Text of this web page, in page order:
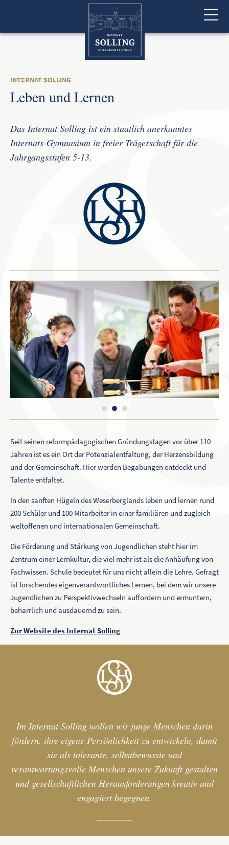
INTERNAT SOLLING
Leben und Lernen
Das Internat Solling ist ein staatlich anerkanntes
Internats-Gymnasium in freier Trägerschaft für die
Jahrgangsstufen 5-13.
Seit seinen reformpädagogischen Gründungstagen vor über 110
Jahren ist es ein Ort der Potenzialentfaltung, der Herzensbildung
und der Gemeinschaft. Hier werden Begabungen entdeckt und
Talente entfaltet.
In den sanften Hügeln des Weserberglands leben und lernen rund
200 Schüler und 100 Mitarbeiter in einer familiären und zugleich
weltoffenen und internationalen Gemeinschaft.
Die Förderung und Stärkung von Jugendlichen steht hier im
Zentrum einer Lernkultur, die viel mehr ist als die Anhäufung von
Fachwissen. Schule bedeutet für uns nicht allein die Lehre. Gefragt
ist forschendes eigenverantwortliches Lernen, bei dem wir unsere
Jugendlichen zu Perspektivwechseln auffordern und ermuntern,
beharrlich und ausdauernd zu sein.
Zur Website des Internat Solling
Im Internat Solling wollen wir junge Menschen darin
fördern, ihre eigene Persönlichkeit zu entwickeln, damit
sie als tolerante, selbstbewusste und
verantwortungsvolle Menschen unsere Zukunft gestalten
und gesellschaftlichen Herausforderungen kreativ und
engagiert begegnen.